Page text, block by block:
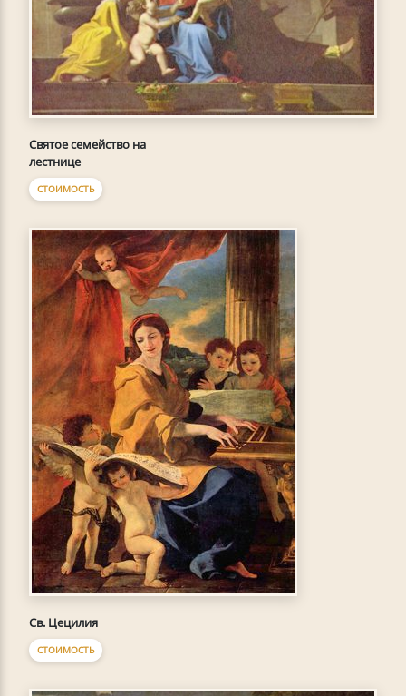
Святое семейство на
лестнице
СТОИМОСТЬ
Св. Цецилия
СТОИМОСТЬ